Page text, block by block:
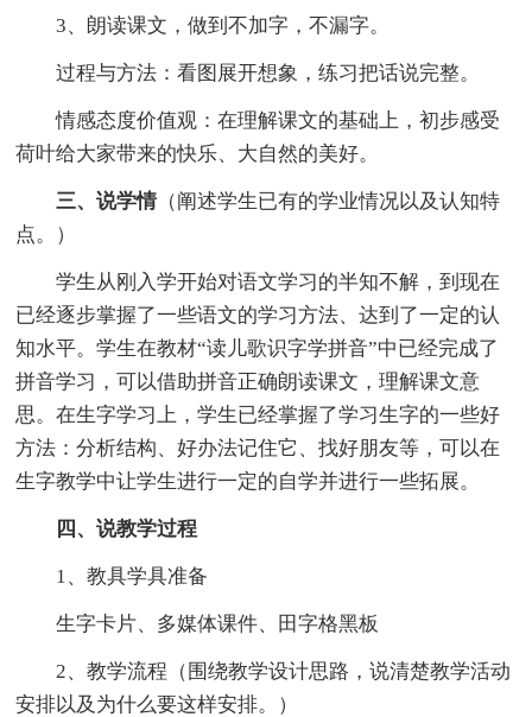
3、朗读课文，做到不加字，不漏字。
过程与方法：看图展开想象，练习把话说完整。
情感态度价值观：在理解课文的基础上，初步感受
荷叶给大家带来的快乐、大自然的美好。
三、说学情 （阐述学生已有的学业情况以及认知特
点。）
学生从刚入学开始对语文学习的半知不解，到现在
已经逐步掌握了一些语文的学习方法、达到了一定的认
知水平。学生在教材“读儿歌识字学拼音”中已经完成了
拼音学习，可以借助拼音正确朗读课文，理解课文意
思。在生字学习上，学生已经掌握了学习生字的一些好
方法：分析结构、好办法记住它、找好朋友等，可以在
生字教学中让学生进行一定的自学并进行一些拓展。
四、说教学过程
1、教具学具准备
生字卡片、多媒体课件、田字格黑板
2、教学流程（围绕教学设计思路，说清楚教学活动
安排以及为什么要这样安排。）